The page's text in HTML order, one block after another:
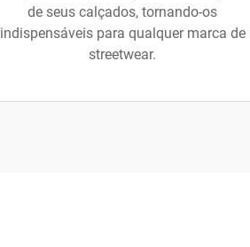
de seus calçados, tornando-os
indispensáveis para qualquer marca de
streetwear.